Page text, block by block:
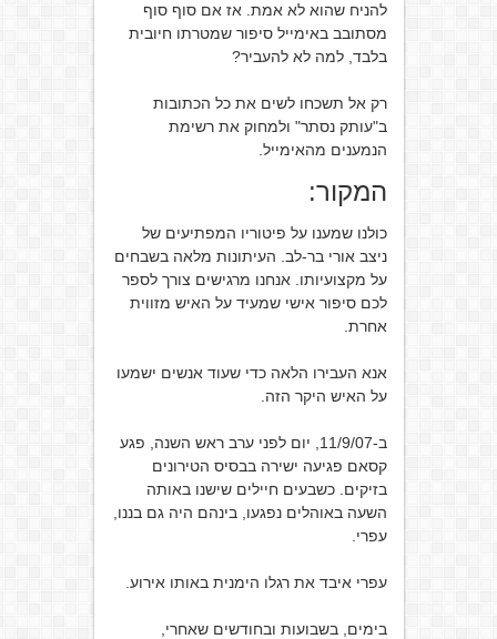
להניח שהוא לא אמת. אז אם סוף סוף
מסתובב באימייל סיפור שמטרתו חיובית
בלבד, למה לא להעביר?
רק אל תשכחו לשים את כל הכתובות
ב"עותק נסתר" ולמחוק את רשימת
הנמענים מהאימייל.
המקור:
כולנו שמענו על פיטוריו המפתיעים של
ניצב אורי בר-לב. העיתונות מלאה בשבחים
על מקצועיותו. אנחנו מרגישים צורך לספר
לכם סיפור אישי שמעיד על האיש מזווית
אחרת.
אנא העבירו הלאה כדי שעוד אנשים ישמעו
על האיש היקר הזה.
ב-11/9/07, יום לפני ערב ראש השנה, פגע
קסאם פגיעה ישירה בבסיס הטירונים
בזיקים. כשבעים חיילים שישנו באותה
השעה באוהלים נפגעו, בינהם היה גם בננו,
עפרי.
עפרי איבד את רגלו הימנית באותו אירוע.
בימים, בשבועות ובחודשים שאחרי,